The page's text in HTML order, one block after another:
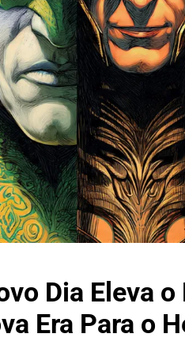
Dia Eleva
Era Para o